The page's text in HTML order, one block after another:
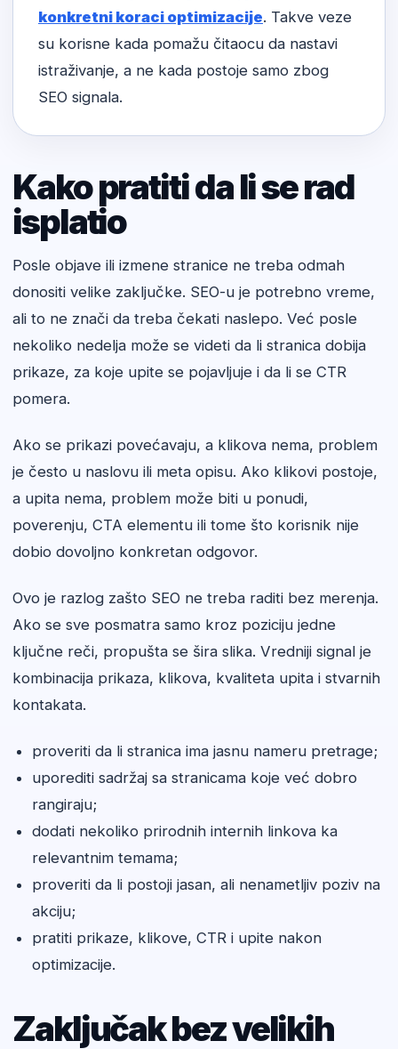
konkretni koraci optimizacije. Takve veze
su korisne kada pomažu čitaocu da nastavi
istraživanje, a ne kada postoje samo zbog
SEO signala.
Kako pratiti da li se rad
isplatio
Posle objave ili izmene stranice ne treba odmah
donositi velike zaključke. SEO-u je potrebno vreme,
ali to ne znači da treba čekati naslepo. Već posle
nekoliko nedelja može se videti da li stranica dobija
prikaze, za koje upite se pojavljuje i da li se CTR
pomera.
Ako se prikazi povećavaju, a klikova nema, problem
je često u naslovu ili meta opisu. Ako klikovi postoje,
a upita nema, problem može biti u ponudi,
poverenju, CTA elementu ili tome što korisnik nije
dobio dovoljno konkretan odgovor.
Ovo je razlog zašto SEO ne treba raditi bez merenja.
Ako se sve posmatra samo kroz poziciju jedne
ključne reči, propušta se šira slika. Vredniji signal je
kombinacija prikaza, klikova, kvaliteta upita i stvarnih
kontakata.
proveriti da li stranica ima jasnu nameru pretrage;
uporediti sadržaj sa stranicama koje već dobro
rangiraju;
dodati nekoliko prirodnih internih linkova ka
relevantnim temama;
proveriti da li postoji jasan, ali nenametljiv poziv na
akciju;
pratiti prikaze, klikove, CTR i upite nakon
optimizacije.
Zaključak bez velikih